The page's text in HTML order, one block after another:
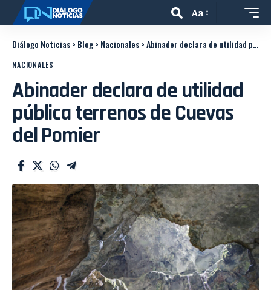
Aa
Diálogo Noticias> Blog> Nacionales>Abinader declara de utilidad pública terrenos de Cuevas del Pomier
NACIONALES
Abinader declara de utilidad
pública terrenos de Cuevas
del Pomier